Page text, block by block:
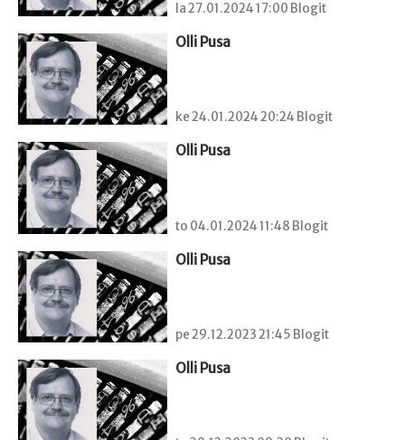
la 27.01.2024 17:00 Blogit
Olli Pusa
ke 24.01.2024 20:24 Blogit
Olli Pusa
to 04.01.2024 11:48 Blogit
Olli Pusa
pe 29.12.2023 21:45 Blogit
Olli Pusa